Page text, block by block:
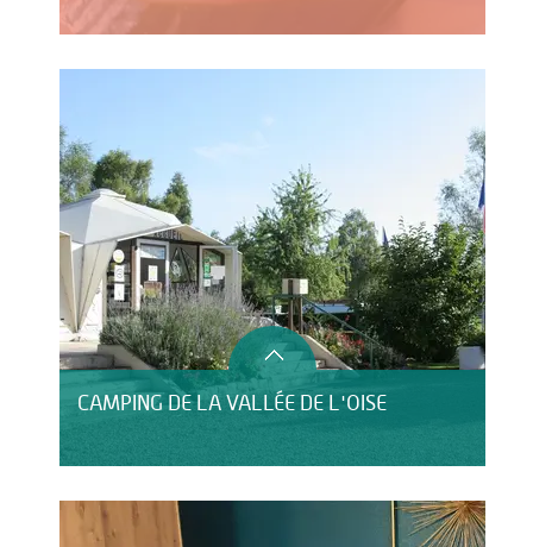
CAMPING DE LA VALLÉE DE L'OISE